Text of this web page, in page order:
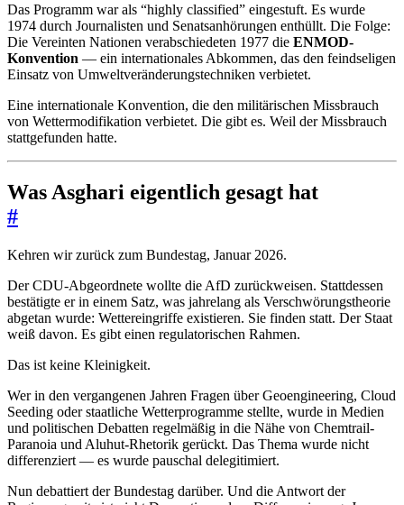
Das Programm war als “highly classified” eingestuft. Es wurde
1974 durch Journalisten und Senatsanhörungen enthüllt. Die Folge:
Die Vereinten Nationen verabschiedeten 1977 die ENMOD-
Konvention — ein internationales Abkommen, das den feindseligen
Einsatz von Umweltveränderungstechniken verbietet.
Eine internationale Konvention, die den militärischen Missbrauch
von Wettermodifikation verbietet. Die gibt es. Weil der Missbrauch
stattgefunden hatte.
Was Asghari eigentlich gesagt hat
#
Kehren wir zurück zum Bundestag, Januar 2026.
Der CDU-Abgeordnete wollte die AfD zurückweisen. Stattdessen
bestätigte er in einem Satz, was jahrelang als Verschwörungstheorie
abgetan wurde: Wettereingriffe existieren. Sie finden statt. Der Staat
weiß davon. Es gibt einen regulatorischen Rahmen.
Das ist keine Kleinigkeit.
Wer in den vergangenen Jahren Fragen über Geoengineering, Cloud
Seeding oder staatliche Wetterprogramme stellte, wurde in Medien
und politischen Debatten regelmäßig in die Nähe von Chemtrail-
Paranoia und Aluhut-Rhetorik gerückt. Das Thema wurde nicht
differenziert — es wurde pauschal delegitimiert.
Nun debattiert der Bundestag darüber. Und die Antwort der